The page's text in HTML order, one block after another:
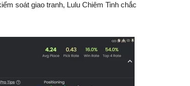
soát giao tranh, Lulu Chiêm Tinh chắc